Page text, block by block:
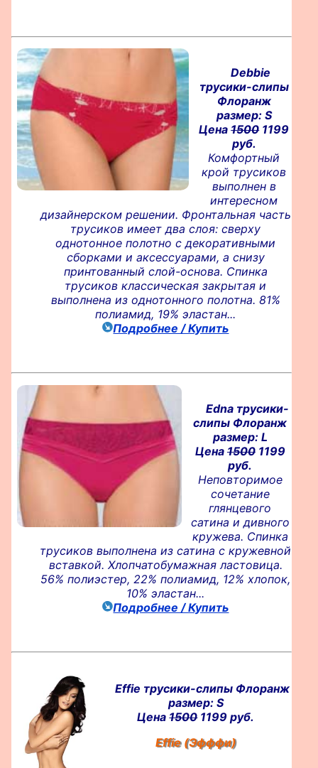
Debbie
трусики-слипы
Флоранж
размер: S
Цена15001199
руб.
Комфортный
крой трусиков
выполнен в
интересном
дизайнерском решении. Фронтальная часть
трусиков имеет два слоя: сверху
однотонное полотно с декоративными
сборками и аксессуарами, а снизу
принтованный слой-основа. Спинка
трусиков классическая закрытая и
выполнена из однотонного полотна. 81%
полиамид, 19% эластан...
Подробнее / Купить
Edna трусики-
слипы Флоранж
размер: L
Цена 15001199
руб.
Неповторимое
сочетание
глянцевого
сатина и дивного
кружева. Спинка
трусиков выполнена из сатина с кружевной
вставкой. Хлопчатобумажная ластовица.
56% полиэстер, 22% полиамид, 12% хлопок,
10% эластан...
Подробнее / Купить
Effie трусики-слипы Флоранж
размер: S
Цена15001199 руб.
Effie (Эфффи)